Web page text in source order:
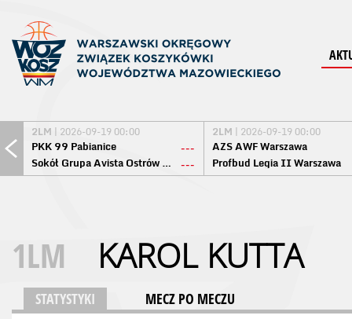
2LM | 2026-09-19 00:00
PKK 99 Pabianice
---
Sokół Grupa Avista Ostrów Maz. ---
2LM | 2026-09-19 00:00
AZS AWF Warszawa
Profbud Legia II Warszawa
1LM KAROL KUTTA
STATYSTYKI MECZ PO MECZU